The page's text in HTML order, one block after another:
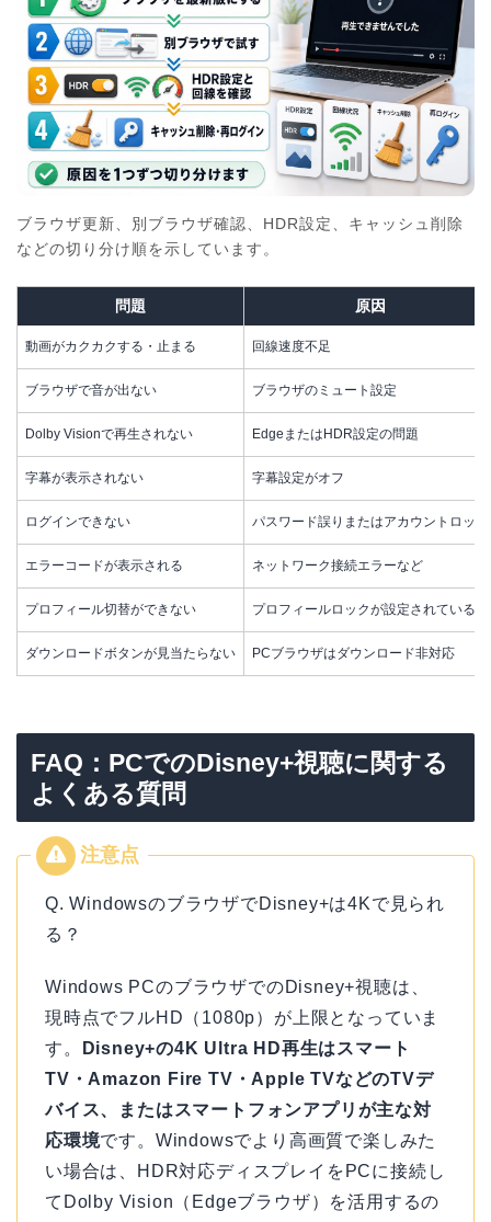
ブラウザ更新、別ブラウザ確認、HDR設定、キャッシュ削除
などの切り分け順を示しています。
問題 原因
動画がカクカクする・止まる 回線速度不足
ブラウザで音が出ない ブラウザのミュート設定
Dolby Visionで再生されない EdgeまたはHDR設定の問題
字幕が表示されない 字幕設定がオフ
ログインできない パスワード誤りまたはアカウントロック
エラーコードが表示される ネットワーク接続エラーなど
プロフィール切替ができない プロフィールロックが設定されている
ダウンロードボタンが見当たらない PCブラウザはダウンロード非対応
FAQ：PCでのDisney+視聴に関する
よくある質問
Q. WindowsのブラウザでDisney+は4Kで見られ
る？
Windows PCのブラウザでのDisney+視聴は、
現時点でフルHD（1080p）が上限となっていま
す。
Disney+の4K Ultra HD再生はスマート
TV・Amazon Fire TV・Apple TVなどのTVデ
バイス、またはスマートフォンアプリが主な対
応環境です。Windowsでより高画質で楽しみた
い場合は、HDR対応ディスプレイをPCに接続し
てDolby Vision（Edgeブラウザ）を活用するの